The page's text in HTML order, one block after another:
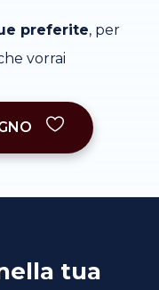
preferite, per
vorrai
tua